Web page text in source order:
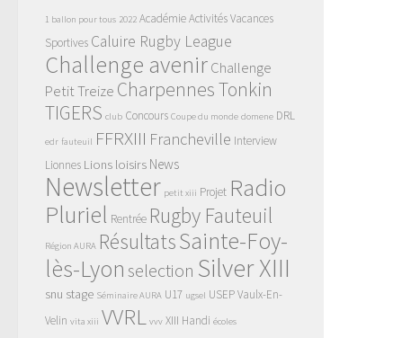
1 ballon pour tous 2022 AcadémieActivités Vacances
Sportives Caluire Rugby League
Challenge avenirChallenge
Petit Treize Charpennes Tonkin
TIGERS club Concours Coupe du monde domene DRL
edr fauteuil FFRXIII Francheville Interview
Lionnes Lions loisirs News
Newsletter petit xiii Projet Radio
Pluriel Rentrée Rugby Fauteuil
Région AURA RésultatsSainte-Foy-
lès-Lyon selection Silver XIII
snu stage Séminaire AURA U17 ugsel USEPVaulx-En-
Velin vita xiii VVRL vvv XIII Handi écoles